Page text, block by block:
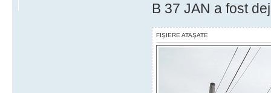
B 37 JAN a fost
FIŞIERE ATAŞATE